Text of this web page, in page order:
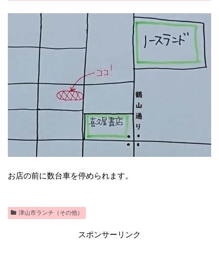
お店の前に数台車を停められます。
津山市ランチ（その他）
スポンサーリンク